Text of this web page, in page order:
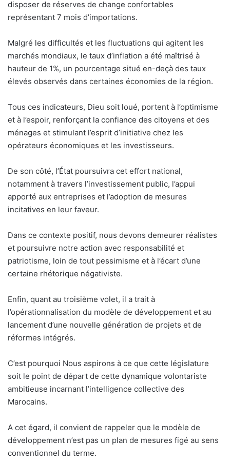
disposer de réserves de change confortables
représentant 7 mois d’importations.
Malgré les difficultés et les fluctuations qui agitent les
marchés mondiaux, le taux d’inflation a été maîtrisé à
hauteur de 1%, un pourcentage situé en-deçà des taux
élevés observés dans certaines économies de la région.
Tous ces indicateurs, Dieu soit loué, portent à l’optimisme
et à l’espoir, renforçant la confiance des citoyens et des
ménages et stimulant l’esprit d’initiative chez les
opérateurs économiques et les investisseurs.
De son côté, l’État poursuivra cet effort national,
notamment à travers l’investissement public, l’appui
apporté aux entreprises et l’adoption de mesures
incitatives en leur faveur.
Dans ce contexte positif, nous devons demeurer réalistes
et poursuivre notre action avec responsabilité et
patriotisme, loin de tout pessimisme et à l’écart d’une
certaine rhétorique négativiste.
Enfin, quant au troisième volet, il a trait à
l’opérationnalisation du modèle de développement et au
lancement d’une nouvelle génération de projets et de
réformes intégrés.
C’est pourquoi Nous aspirons à ce que cette législature
soit le point de départ de cette dynamique volontariste
ambitieuse incarnant l’intelligence collective des
Marocains.
A cet égard, il convient de rappeler que le modèle de
développement n’est pas un plan de mesures figé au sens
conventionnel du terme.